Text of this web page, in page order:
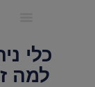
כלי
למה